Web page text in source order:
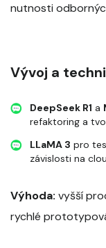
nutnosti
Vývoj a
DeepSeek R1 a
refaktoring a
LLaMA 3 pro
závislosti na
Výhoda: vyšší
rychlé